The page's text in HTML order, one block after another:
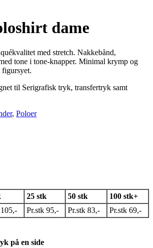
dame
med stretch. Nakkebånd,
tone i tone-knapper. Minimal krymp og
til Serigrafisk tryk, transfertryk samt
, Poloer
25 stk 50 stk
100 stk+
Pr.stk 95,- Pr.stk 83,- Pr.stk 69,-
på en side